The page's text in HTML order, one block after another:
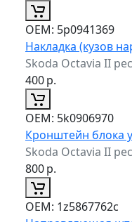
ОЕМ: 5p0941369
Накладка (кузов
Skoda Octavia II
400р.
ОЕМ: 5k0906970
Кронштейн блока
Skoda Octavia II
800р.
ОЕМ: 1z5867762c